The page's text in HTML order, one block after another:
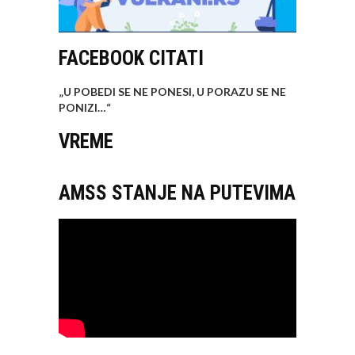
FACEBOOK CITATI
„U POBEDI SE NE PONESI, U PORAZU SE NE
PONIZI…“
VREME
AMSS STANJE NA PUTEVIMA